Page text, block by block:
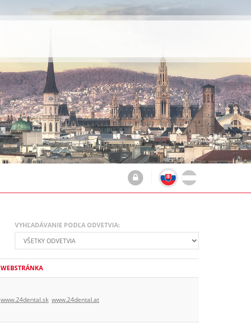
VYHĽADÁVANIE PODĽA ODVETVIA:
WEBSTRÁNKA
www.24dental.sk www.24dental.at